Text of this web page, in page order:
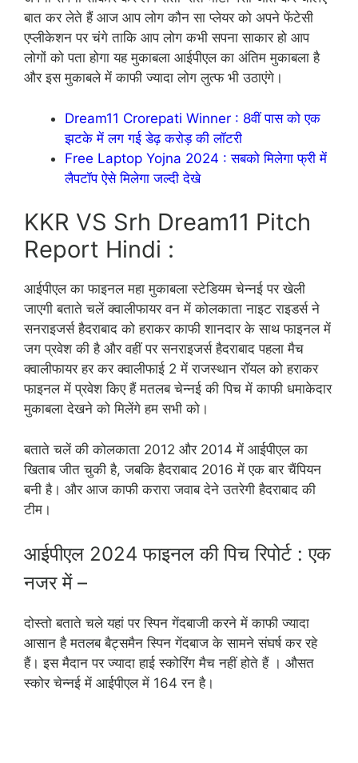
बात कर लेते हैं आज आप लोग कौन सा प्लेयर को अपने फेंटेसी
एप्लीकेशन पर चंगे ताकि आप लोग कभी सपना साकार हो आप
लोगों को पता होगा यह मुकाबला आईपीएल का अंतिम मुकाबला है
और इस मुकाबले में काफी ज्यादा लोग लुत्फ भी उठाएंगे।
Dream11 Crorepati Winner : 8वीं पास को एक
झटके में लग गई डेढ़ करोड़ की लॉटरी
Free Laptop Yojna 2024 : सबको मिलेगा फ्री में
लैपटॉप ऐसे मिलेगा जल्दी देखे
KKR VS Srh Dream11 Pitch
Report Hindi :
आईपीएल का फाइनल महा मुकाबला स्टेडियम चेन्नई पर खेली
जाएगी बताते चलें क्वालीफायर वन में कोलकाता नाइट राइडर्स ने
सनराइजर्स हैदराबाद को हराकर काफी शानदार के साथ फाइनल में
जग प्रवेश की है और वहीं पर सनराइजर्स हैदराबाद पहला मैच
क्वालीफायर हर कर क्वालीफाई 2 में राजस्थान रॉयल को हराकर
फाइनल में प्रवेश किए हैं मतलब चेन्नई की पिच में काफी धमाकेदार
मुकाबला देखने को मिलेंगे हम सभी को।
बताते चलें की कोलकाता 2012 और 2014 में आईपीएल का
खिताब जीत चुकी है, जबकि हैदराबाद 2016 में एक बार चैंपियन
बनी है। और आज काफी करारा जवाब देने उतरेगी हैदराबाद की
टीम।
आईपीएल 2024 फाइनल की पिच रिपोर्ट : एक
नजर में –
दोस्तो बताते चले यहां पर स्पिन गेंदबाजी करने में काफी ज्यादा
आसान है मतलब बैट्समैन स्पिन गेंदबाज के सामने संघर्ष कर रहे
हैं। इस मैदान पर ज्यादा हाई स्कोरिंग मैच नहीं होते हैं । औसत
स्कोर चेन्नई में आईपीएल में 164 रन है।